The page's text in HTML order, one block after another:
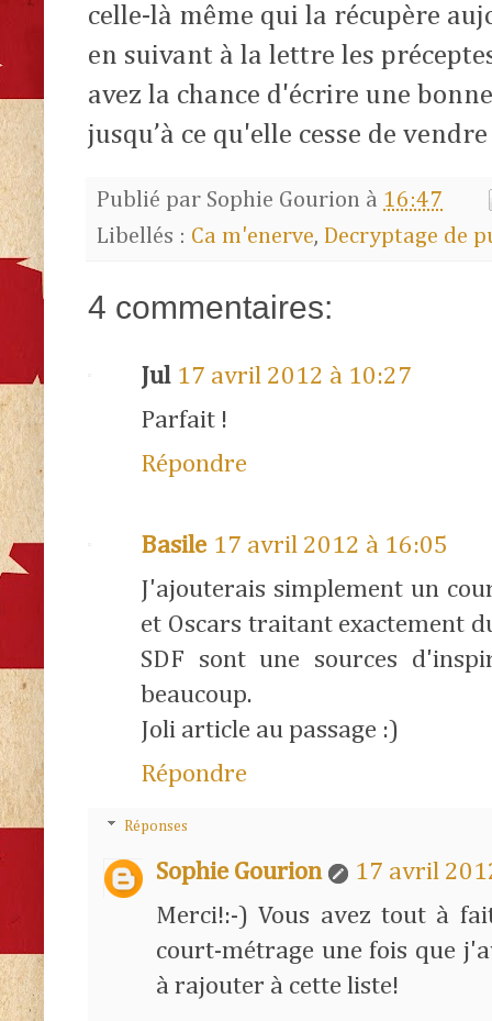
celle-là même qui la récupère
en suivant à la lettre les
avez la chance d'écrire une
jusqu’à ce qu'elle cesse de
Publié par Sophie Gourion à 16:47
Libellés : Ca m'enerve, Decryptage de
4 commentaires:
Jul 17 avril 2012 à 10:27
Parfait !
Répondre
Basile 17 avril 2012 à 16:05
J'ajouterais simplement un
et Oscars traitant exactement
SDF sont une sources
beaucoup.
Joli article au passage :)
Répondre
Réponses
Sophie Gourion
17 avril
Merci!:-) Vous avez tout à
court-métrage une fois que
à rajouter à cette liste!